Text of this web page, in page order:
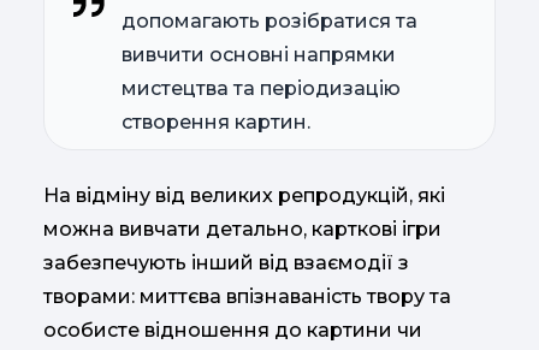
допомагають розібратися та
вивчити основні напрямки
мистецтва та періодизацію
створення картин.
На відміну від великих репродукцій, які
можна вивчати детально, карткові ігри
забезпечують інший від взаємодії з
творами: миттєва впізнаваність твору та
особисте відношення до картини чи